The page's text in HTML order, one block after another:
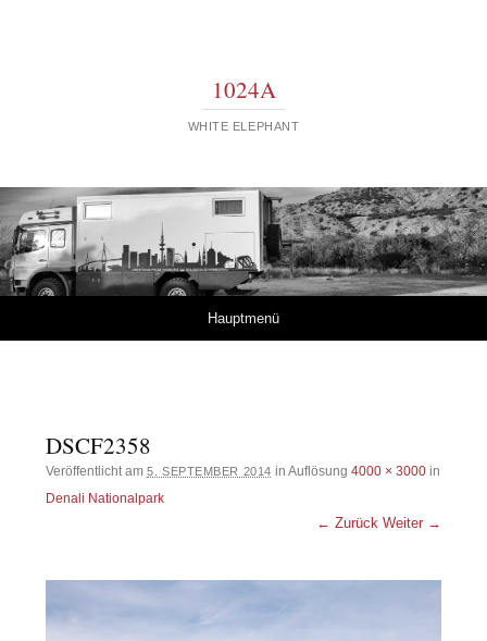
1024A
WHITE ELEPHANT
Hauptmenü
DSCF2358
Veröffentlicht am5. SEPTEMBER 2014 in Auflösung 4000 × 3000in
Denali Nationalpark
← Zurück Weiter →